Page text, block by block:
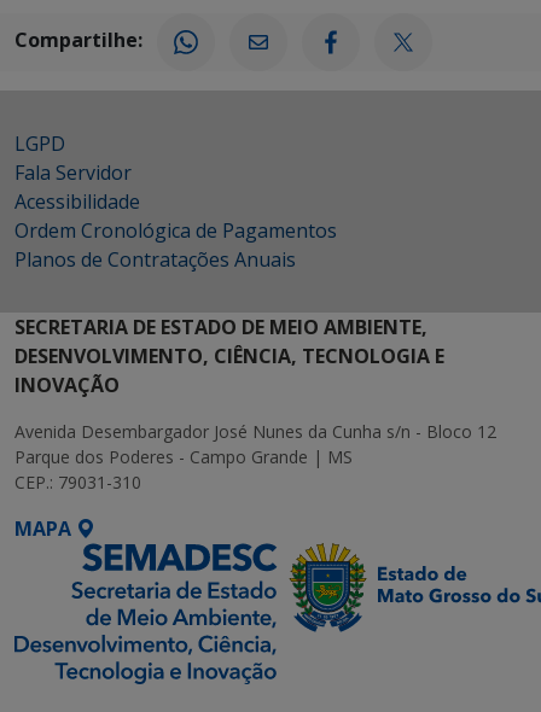
Compartilhe:
LGPD
Fala Servidor
Acessibilidade
Ordem Cronológica de Pagamentos
Planos de Contratações Anuais
SECRETARIA DE ESTADO DE MEIO AMBIENTE,
DESENVOLVIMENTO, CIÊNCIA, TECNOLOGIA E
INOVAÇÃO
Avenida Desembargador José Nunes da Cunha s/n - Bloco 12
Parque dos Poderes - Campo Grande | MS
CEP.: 79031-310
MAPA